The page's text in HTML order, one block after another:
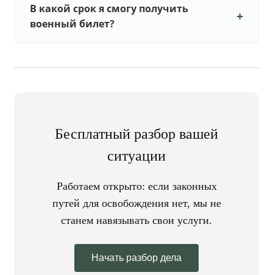
В какой срок я смогу получить
военный билет?
Бесплатный разбор вашей
ситуации
Работаем открыто: если законных
путей для освобождения нет, мы не
станем навязывать свои услуги.
Начать разбор дела